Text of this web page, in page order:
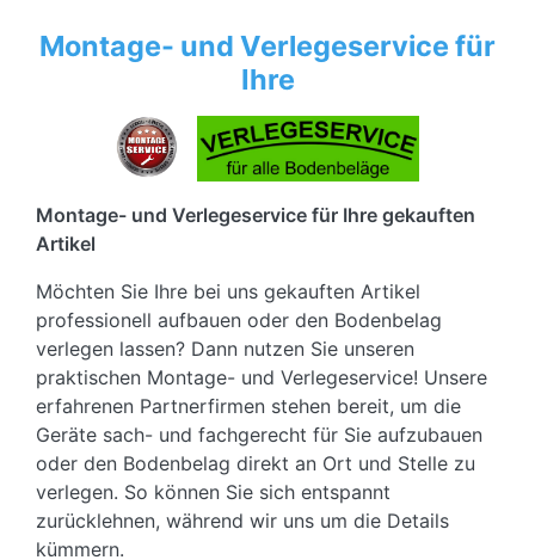
Montage- und Verlegeservice für
Ihre
Montage- und Verlegeservice für Ihre gekauften
Artikel
Möchten Sie Ihre bei uns gekauften Artikel
professionell aufbauen oder den Bodenbelag
verlegen lassen? Dann nutzen Sie unseren
praktischen Montage- und Verlegeservice! Unsere
erfahrenen Partnerfirmen stehen bereit, um die
Geräte sach- und fachgerecht für Sie aufzubauen
oder den Bodenbelag direkt an Ort und Stelle zu
verlegen. So können Sie sich entspannt
zurücklehnen, während wir uns um die Details
kümmern.